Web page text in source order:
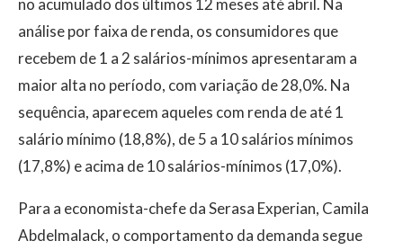
análise por faixa de renda, os consumidores que
recebem de 1 a 2 salários-mínimos apresentaram a
maior alta no período, com variação de 28,0%. Na
sequência, aparecem aqueles com renda de até 1
salário mínimo (18,8%), de 5 a 10 salários mínimos
(17,8%) e acima de 10 salários-mínimos (17,0%).
Para a economista-chefe da Serasa Experian, Camila
Abdelmalack, o comportamento da demanda segue